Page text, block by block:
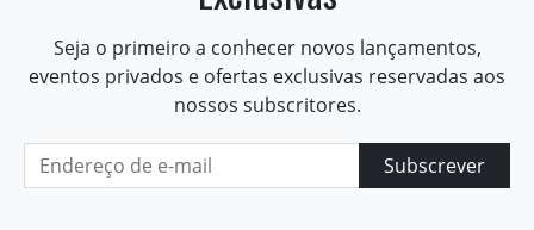
Seja o primeiro a conhecer novos lançamentos,
eventos privados e ofertas exclusivas reservadas aos
nossos subscritores.
Subscrever